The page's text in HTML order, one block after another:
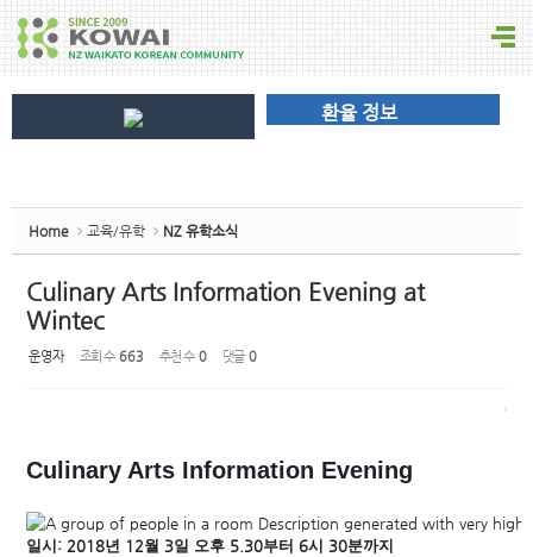
환율 정보
Home 교육/유학 NZ 유학소식
Culinary Arts Information Evening at
Wintec
운영자 조회 수 663 추천 수 0 댓글 0
Culinary Arts Information Evening
일시 : 2018년 12월 3일 오후 5.30부터 6시 30분까지
Sketchbook5, 스케치북5
Sketchbook5, 스케치북5